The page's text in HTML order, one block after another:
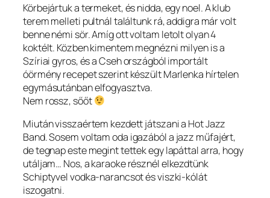
Körbejártuk a termeket, és nidda, egy noel. A klub
terem melleti pultnál találtunk rá, addigra már volt
benne némi sör. Amíg ott voltam letolt olyan 4
koktélt. Közben kimentem megnézni milyen is a
Szíriai gyros, és a Cseh országból importált
óörmény recepet szerint készült Marlenka hírtelen
egymásutánban elfogyasztva.
Nem rossz, sőőt
Miután visszaértem kezdett játszani a Hot Jazz
Band. Sosem voltam oda igazából a jazz műfajért,
de tegnap este megint tettek egy lapáttal arra, hogy
utáljam… Nos, a karaoke résznél elkezdtünk
Schiptyvel vodka-narancsot és viszki-kólát
iszogatni.